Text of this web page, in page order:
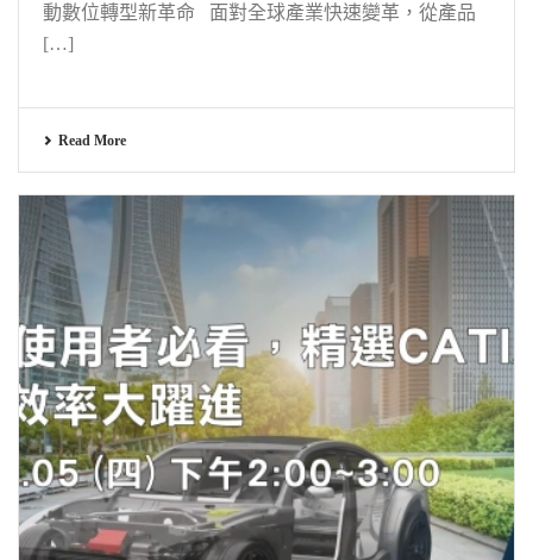
動數位轉型新革命 面對全球產業快速變革，從產品
[…]
Read More